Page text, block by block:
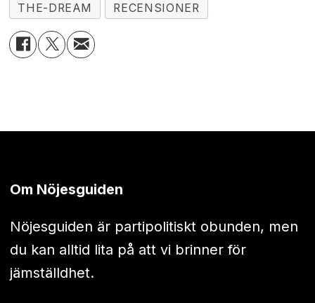
THE-DREAM
RECENSIONER
Om Nöjesguiden
Nöjesguiden är partipolitiskt obunden, men
du kan alltid lita på att vi brinner för
jämställdhet.